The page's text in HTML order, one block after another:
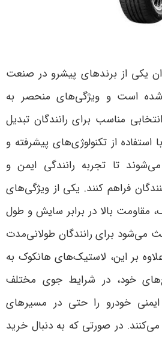
یکی از برندهای پیشرو در صنعت
است و ویژگی‌های منحصر به
مناسب برای رانندگان تبدیل
از تکنولوژی‌های پیشرفته و
تا تجربه رانندگی ایمن و
فراهم کنند. یکی از ویژگی‌های
مقاومت بالا در برابر سایش و طول
می‌شود برای رانندگان طولانی‌مدت
بر این، لاستیک‌های هانکوک به
خود، در شرایط جوی مختلف
خودرو را حتی در مسیرهای
در صورتی که به دنبال خرید